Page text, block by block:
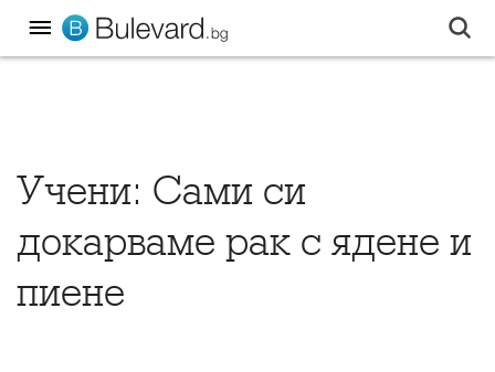
Учени: Сами си
докарваме рак с ядене и
пиене